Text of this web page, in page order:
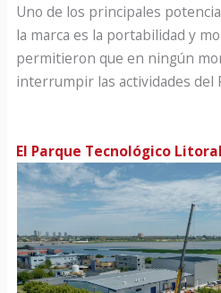
Uno de los principales
la marca es la portabilidad y
permitieron que en ningún
interrumpir las actividades del
El Parque Tecnológico